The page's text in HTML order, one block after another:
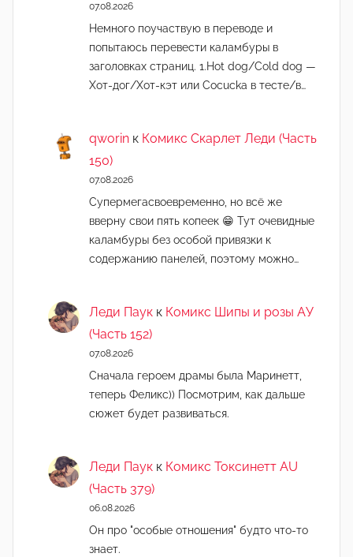
07.08.2026
Немного поучаствую в переводе и
попытаюсь перевести каламбуры в
заголовках страниц. 1.Hot dog/Cold dog —
Хот-дог/Хот-кэт или Cocucka в тесте/в…
qworin к Комикс Скарлет Леди (Часть
150)
07.08.2026
Супермегасвоевременно, но всё же
вверну свои пять копеек 😁 Тут очевидные
каламбуры без особой привязки к
содержанию панелей, поэтому можно…
Леди Паук к Комикс Шипы и розы АУ
(Часть 152)
07.08.2026
Сначала героем драмы была Маринетт,
теперь Феликс)) Посмотрим, как дальше
сюжет будет развиваться.
Леди Паук к Комикс Токсинетт AU
(Часть 379)
06.08.2026
Он про "особые отношения" будто что-то
знает.